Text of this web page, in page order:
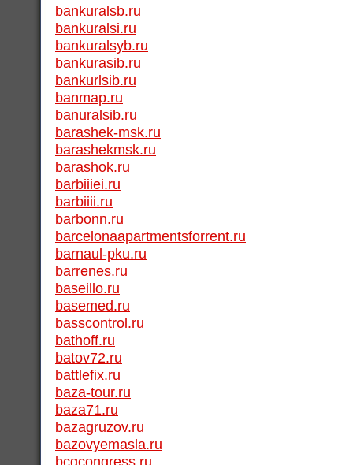
bankuralsb.ru
bankuralsi.ru
bankuralsyb.ru
bankurasib.ru
bankurlsib.ru
banmap.ru
banuralsib.ru
barashek-msk.ru
barashekmsk.ru
barashok.ru
barbiiiei.ru
barbiiii.ru
barbonn.ru
barcelonaapartmentsforrent.ru
barnaul-pku.ru
barrenes.ru
baseillo.ru
basemed.ru
basscontrol.ru
bathoff.ru
batov72.ru
battlefix.ru
baza-tour.ru
baza71.ru
bazagruzov.ru
bazovyemasla.ru
bcgcongress.ru